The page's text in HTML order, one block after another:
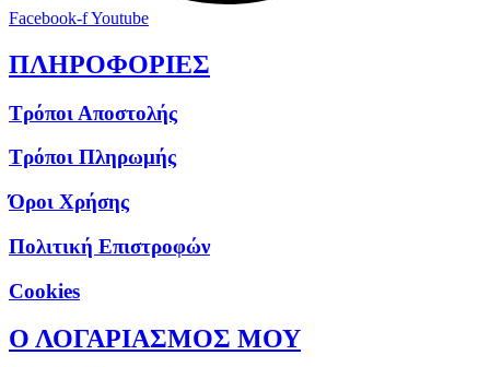
Facebook-fYoutube
ΠΛΗΡΟΦΟΡΙΕΣ
Τρόποι Αποστολής
Τρόποι Πληρωμής
Όροι Χρήσης
Πολιτική Επιστροφών
Cookies
Ο ΛΟΓΑΡΙΑΣΜΟΣ ΜΟΥ